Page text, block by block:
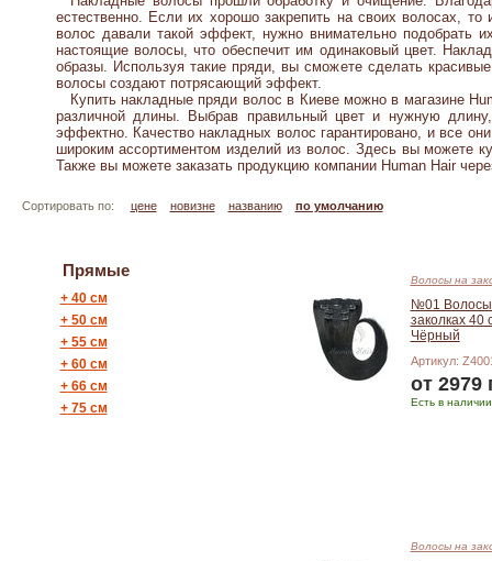
естественно. Если их хорошо закрепить на своих волосах,
волос давали такой эффект, нужно внимательно подобрать
настоящие волосы, что обеспечит им одинаковый цвет.
образы. Используя такие пряди, вы сможете сделать
волосы создают потрясающий эффект.
Купить накладные пряди волос в Киеве можно в магазине
различной длины. Выбрав правильный цвет и нужную
эффектно. Качество накладных волос гарантировано, и все
широким ассортиментом изделий из волос. Здесь вы можете
Также вы можете заказать продукцию компании Human Hair
Сортировать по: цене новизне названию по умолчанию
Прямые
+40 см
+50 см
+55 см
+60 см
+66 см
+75 см
Волосы на
№01
заколках 40
Чёрный
Артикул:
от 2979
Есть в наличии
Волосы на